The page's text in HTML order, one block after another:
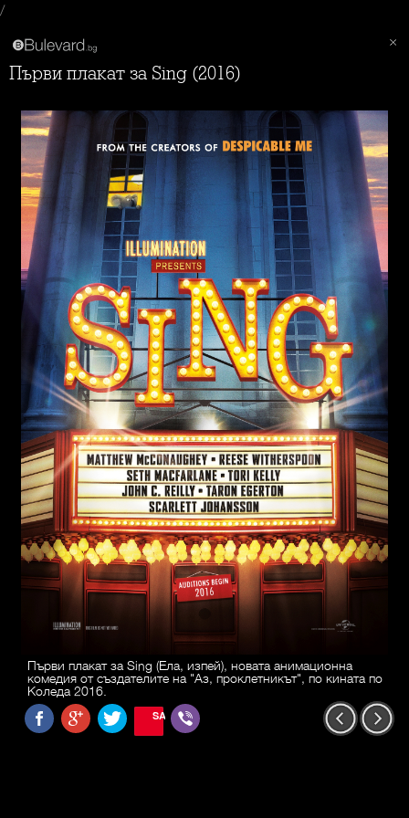
/
Първи плакат за Sing (2016)
Първи плакат за Sing (Ела, изпей), новата анимационна
комедия от създателите на "Аз, проклетникът", по кината по
Коледа 2016.
SAVE